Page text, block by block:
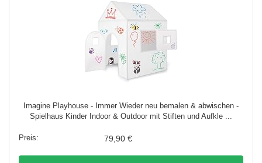
Imagine Playhouse - Immer Wieder neu bemalen & abwischen -
Spielhaus Kinder Indoor & Outdoor mit Stiften und Aufkle ...
79,90 €